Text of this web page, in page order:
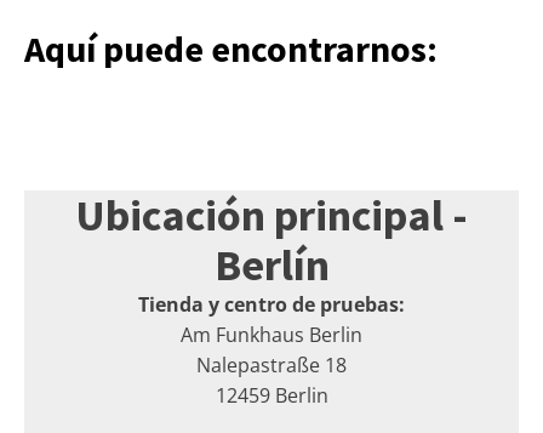
Aquí puede encontrarnos:
Ubicación principal -
Berlín
Tienda y centro de pruebas:
Am Funkhaus Berlin
Nalepastraße 18
12459 Berlin